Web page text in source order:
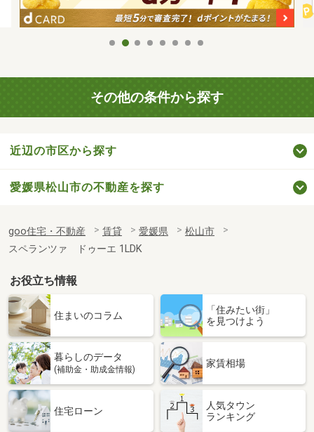
その他の条件から探す
近辺の市区から探す
愛媛県松山市の不動産を探す
goo住宅・不動産 賃貸 愛媛県
松山市
スペランツァ ドゥーエ 1LDK
お役立ち情報
住まいのコラム
「住みたい街」
を見つけよう
暮らしのデータ
(補助金・助成金情報)
家賃相場
住宅ローン
人気タウン
ランキング